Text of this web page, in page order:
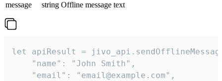
message
string Offline message text
let apiResult =
    "name": "John Smith",
    "email": "email@example.com",